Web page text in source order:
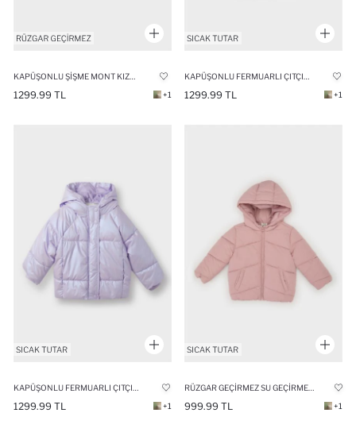
1299.99 TL +1 1299.99 TL +1
1299.99 TL +1 999.99 TL +1